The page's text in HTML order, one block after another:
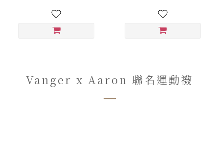
Vanger x Aaron 聯名運動襪